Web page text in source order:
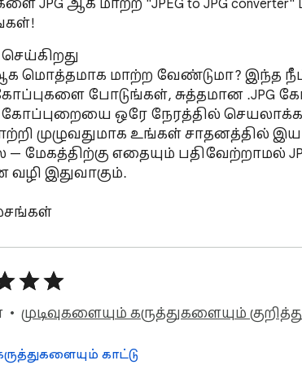
JPG ஆக மாற்ற "JPEG to JPG
ஆக மொத்தமாக மாற்ற வேண்டுமா? இந்த
போடுங்கள், சுத்தமான .JPG
கோப்புறையை ஒரே நேரத்தில் செயலாக்க
மாற்றி முழுவதுமாக உங்கள்
— மேகத்திற்கு எதையும் பதிவேற்றாமல்
வழி இதுவாகும்.
நேரம் சூன்யம்
— ஒரே நேரத்தில் டஜன் கணக்கான
— நிறுவிய பிறகு, இந்த
வரம்புகள் இல்லை — தீர்மானம் அல்லது
தனிப்பட்டது — கோப்புகள் உங்கள்
முடிவுகளையும் கருத்துகளையும்
காட்டு